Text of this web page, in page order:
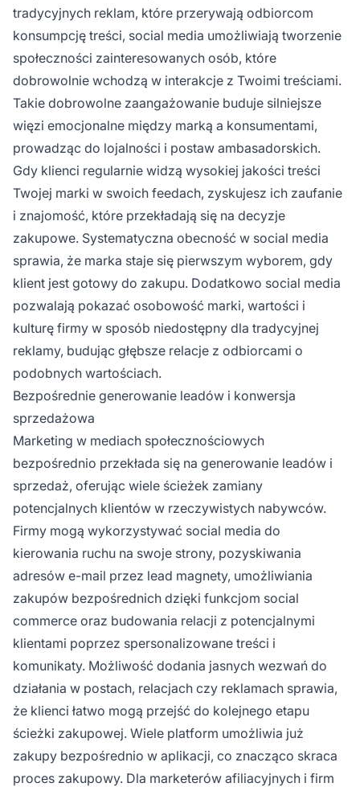
tradycyjnych reklam, które przerywają odbiorcom
konsumpcję treści, social media umożliwiają tworzenie
społeczności zainteresowanych osób, które
dobrowolnie wchodzą w interakcje z Twoimi treściami.
Takie dobrowolne zaangażowanie buduje silniejsze
więzi emocjonalne między marką a konsumentami,
prowadząc do lojalności i postaw ambasadorskich.
Gdy klienci regularnie widzą wysokiej jakości treści
Twojej marki w swoich feedach, zyskujesz ich zaufanie
i znajomość, które przekładają się na decyzje
zakupowe. Systematyczna obecność w social media
sprawia, że marka staje się pierwszym wyborem, gdy
klient jest gotowy do zakupu. Dodatkowo social media
pozwalają pokazać osobowość marki, wartości i
kulturę firmy w sposób niedostępny dla tradycyjnej
reklamy, budując głębsze relacje z odbiorcami o
podobnych wartościach.
Bezpośrednie generowanie leadów i konwersja
sprzedażowa
Marketing w mediach społecznościowych
bezpośrednio przekłada się na generowanie leadów i
sprzedaż, oferując wiele ścieżek zamiany
potencjalnych klientów w rzeczywistych nabywców.
Firmy mogą wykorzystywać social media do
kierowania ruchu na swoje strony, pozyskiwania
adresów e-mail przez lead magnety, umożliwiania
zakupów bezpośrednich dzięki funkcjom social
commerce oraz budowania relacji z potencjalnymi
klientami poprzez spersonalizowane treści i
komunikaty. Możliwość dodania jasnych wezwań do
działania w postach, relacjach czy reklamach sprawia,
że klienci łatwo mogą przejść do kolejnego etapu
ścieżki zakupowej. Wiele platform umożliwia już
zakupy bezpośrednio w aplikacji, co znacząco skraca
proces zakupowy. Dla marketerów afiliacyjnych i firm